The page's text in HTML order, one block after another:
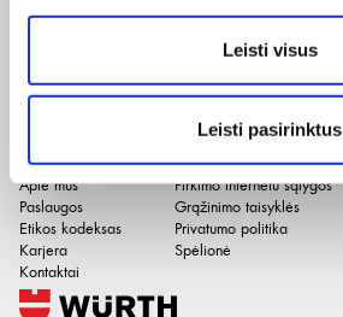
Leisti visus
Leisti pasirinktus
Apie mus
Paslaugos
Etikos kodeksas
Karjera
Kontaktai
El. parduotuvė
Pirkimo internetu sąlygos
Grąžinimo taisyklės
Privatumo politika
Spėlionė
Pateikdami el. paštą sutinkate gauti tiesioginę rinkodarą.